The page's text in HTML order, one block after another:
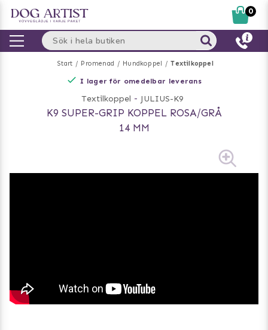
Start Promenad Hundkoppel Textilkoppel
I lager för omedelbar leverans
Textilkoppel - JULIUS-K9
K9 SUPER-GRIP KOPPEL ROSA/GRÅ
14 MM
0